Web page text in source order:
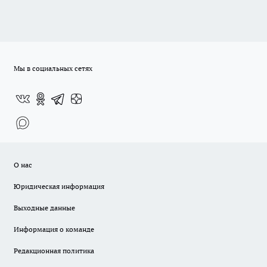
Мы в социальных сетях
О нас
Юридическая информация
Выходные данные
Информация о команде
Редакционная политика